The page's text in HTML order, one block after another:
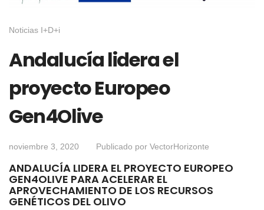
Noticias I+D+i
Andalucía lidera el
proyecto Europeo
Gen4Olive
noviembre 3, 2020 Publicado por VectorHorizonte
ANDALUCÍA LIDERA EL PROYECTO EUROPEO
GEN4OLIVE PARA ACELERAR EL
APROVECHAMIENTO DE LOS RECURSOS
GENÉTICOS DEL OLIVO